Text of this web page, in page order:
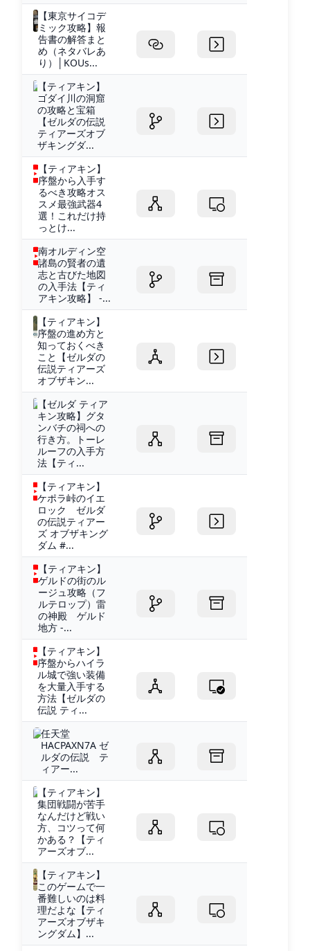
【東京サイコデ
ミック攻略】報
告書の解答まと
め（ネタバレあ
り）│KOUs...
【ティアキン】
ゴダイ川の洞窟
の攻略と宝箱
【ゼルダの伝説
ティアーズオブ
ザキングダ...
【ティアキン】
序盤から入手す
るべき攻略オス
スメ最強武器4
選！これだけ持
っとけ...
南オルディン空
諸島の賢者の遺
志と古びた地図
の入手法【ティ
アキン攻略】 -...
【ティアキン】
序盤の進め方と
知っておくべき
こと【ゼルダの
伝説ティアーズ
オブザキン...
【ゼルダ ティア
キン攻略】グタ
ンバチの祠への
行き方。トーレ
ルーフの入手方
法【ティ...
【ティアキン】
ケポラ峠のイエ
ロック ゼルダ
の伝説ティアー
ズ オブザキング
ダム #...
【ティアキン】
ゲルドの街のル
ージュ攻略（フ
ルテロップ）雷
の神殿 ゲルド
地方 -...
【ティアキン】
序盤からハイラ
ル城で強い装備
を大量入手する
方法【ゼルダの
伝説 ティ...
任天堂
HACPAXN7A ゼ
ルダの伝説 テ
ィアー...
【ティアキン】
集団戦闘が苦手
なんだけど戦い
方、コツって何
かある？【ティ
アーズオブ...
【ティアキン】
このゲームで一
番難しいのは料
理だよな【ティ
アーズオブザキ
ングダム】...